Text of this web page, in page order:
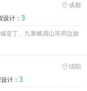
成都
设计： 3
亚丁、九寨峨眉山等周边旅
绵阳
计： 3